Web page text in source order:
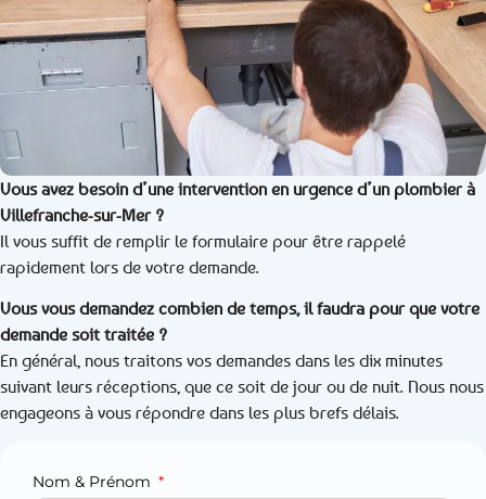
Vous avez besoin d’une intervention en urgence d’un plombier à
Villefranche-sur-Mer ?
Il vous suffit de remplir le formulaire pour être rappelé
rapidement lors de votre demande.
Vous vous demandez combien de temps, il faudra pour que votre
demande soit traitée ?
En général, nous traitons vos demandes dans les dix minutes
suivant leurs réceptions, que ce soit de jour ou de nuit. Nous nous
engageons à vous répondre dans les plus brefs délais.
Nom & Prénom